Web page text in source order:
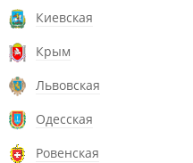
Киевская
Крым
Львовская
Одесская
Ровенская